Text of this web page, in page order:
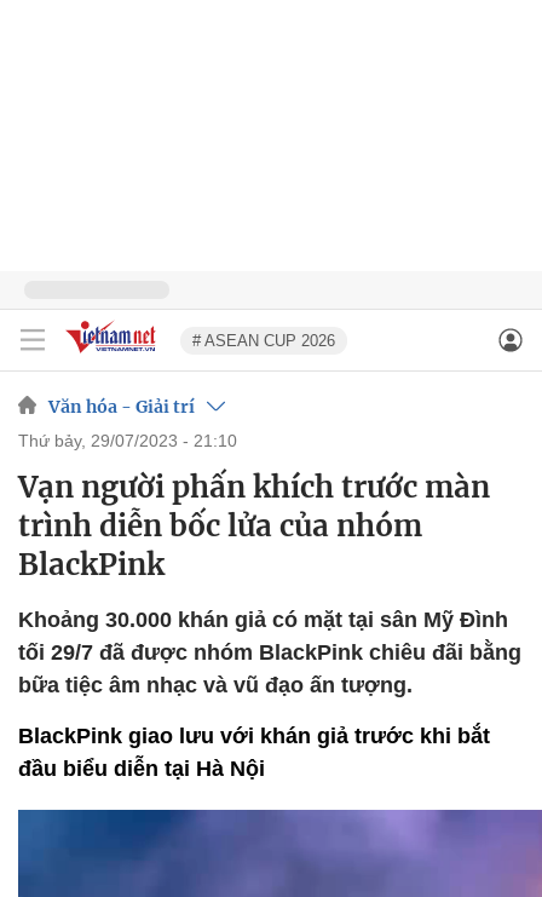
# ASEAN CUP 2026
Văn hóa - Giải trí
thứ bảy, 29/07/2023 - 21:10
Vạn người phấn khích trước màn
trình diễn bốc lửa của nhóm
BlackPink
Khoảng 30.000 khán giả có mặt tại sân Mỹ Đình
tối 29/7 đã được nhóm BlackPink chiêu đãi bằng
bữa tiệc âm nhạc và vũ đạo ấn tượng.
BlackPink giao lưu với khán giả trước khi bắt
đầu biểu diễn tại Hà Nội